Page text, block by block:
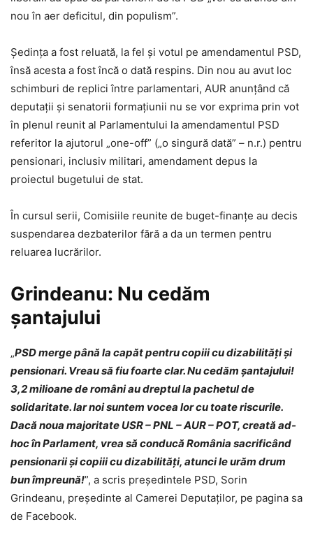
nou în aer deficitul, din populism”.
Ședința a fost reluată, la fel și votul pe amendamentul PSD,
însă acesta a fost încă o dată respins. Din nou au avut loc
schimburi de replici între parlamentari, AUR anunțând că
deputații și senatorii formațiunii nu se vor exprima prin vot
în plenul reunit al Parlamentului la amendamentul PSD
referitor la ajutorul „one-off” („o singură dată” – n.r.) pentru
pensionari, inclusiv militari, amendament depus la
proiectul bugetului de stat.
În cursul serii, Comisiile reunite de buget-finanțe au decis
suspendarea dezbaterilor fără a da un termen pentru
reluarea lucrărilor.
Grindeanu: Nu cedăm
șantajului
„PSD merge până la capăt pentru copiii cu dizabilități și
pensionari. Vreau să fiu foarte clar. Nu cedăm șantajului!
3,2 milioane de români au dreptul la pachetul de
solidaritate. Iar noi suntem vocea lor cu toate riscurile.
Dacă noua majoritate USR – PNL – AUR – POT, creată ad-
hoc în Parlament, vrea să conducă România sacrificând
pensionarii și copiii cu dizabilități, atunci le urăm drum
bun împreună!”, a scris președintele PSD, Sorin
Grindeanu, președinte al Camerei Deputaților, pe pagina sa
de Facebook.